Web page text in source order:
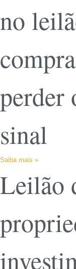
no
perder
sinal
Saiba mais »
Leilão